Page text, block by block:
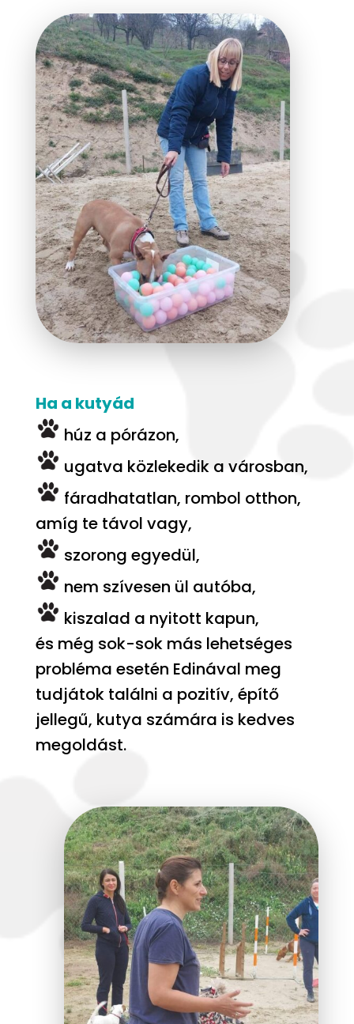
Ha a kutyád
húz a pórázon,
ugatva közlekedik a városban,
fáradhatatlan, rombol otthon,
amíg te távol vagy,
szorong egyedül,
nem szívesen ül autóba,
kiszalad a nyitott kapun,
és még sok-sok más lehetséges
probléma esetén Edinával meg
tudjátok találni a pozitív, építő
jellegű, kutya számára is kedves
megoldást.